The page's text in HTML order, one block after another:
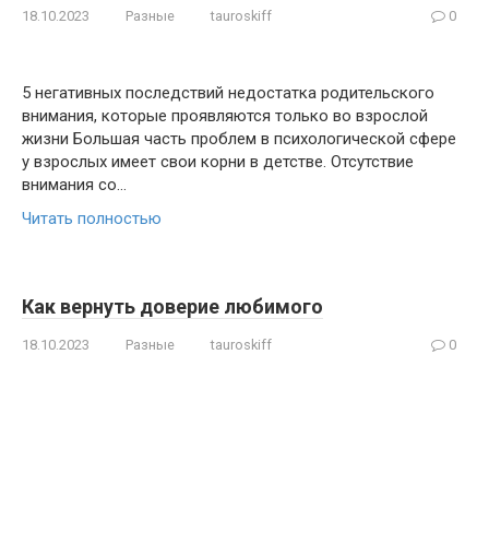
18.10.2023 Разные tauroskiff 0
5 негативных последствий недостатка родительского
внимания, которые проявляются только во взрослой
жизни Большая часть проблем в психологической сфере
у взрослых имеет свои корни в детстве. Отсутствие
внимания со…
Читать полностью
Как вернуть доверие любимого
18.10.2023 Разные tauroskiff 0